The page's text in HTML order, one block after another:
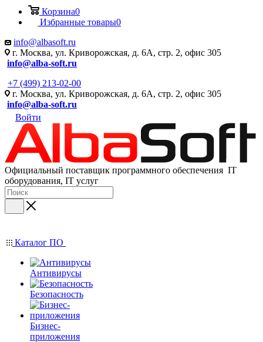
Корзина0
Избранные товары0
info@albasoft.ru
г. Москва, ул. Криворожская, д. 6А, стр. 2, офис 305
info@alba-soft.ru
+7 (499) 213-02-00
г. Москва, ул. Криворожская, д. 6А, стр. 2, офис 305
info@alba-soft.ru
Войти
Официальный поставщик программного обеспечения IT
оборудования, IT услуг
Каталог ПО
Антивирусы
Безопасность
Бизнес-
приложения